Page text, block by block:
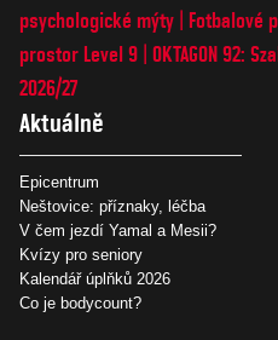
psychologické mýty
Fotbalové
prostor Level 9 OKTAGON 92:
2026/27
Aktuálně
Epicentrum
Neštovice: příznaky, léčba
V čem jezdí Yamal a Mesii?
Kvízy pro seniory
Kalendář úplňků 2026
Co je bodycount?